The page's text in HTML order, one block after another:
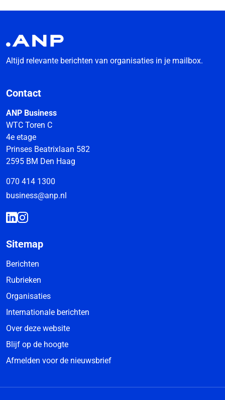
Altijd relevante berichten van organisaties in je mailbox.
Contact
ANP Business
WTC Toren C
4e etage
Prinses Beatrixlaan 582
2595 BM Den Haag
070 414 1300
business@anp.nl
Sitemap
Berichten
Rubrieken
Organisaties
Internationale berichten
Over deze website
Blijf op de hoogte
Afmelden voor de nieuwsbrief